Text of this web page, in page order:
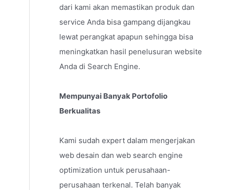
dari kami akan memastikan produk dan
service Anda bisa gampang dijangkau
lewat perangkat apapun sehingga bisa
meningkatkan hasil penelusuran website
Anda di Search Engine.
Mempunyai Banyak Portofolio
Berkualitas
Kami sudah expert dalam mengerjakan
web desain dan web search engine
optimization untuk perusahaan-
perusahaan terkenal. Telah banyak